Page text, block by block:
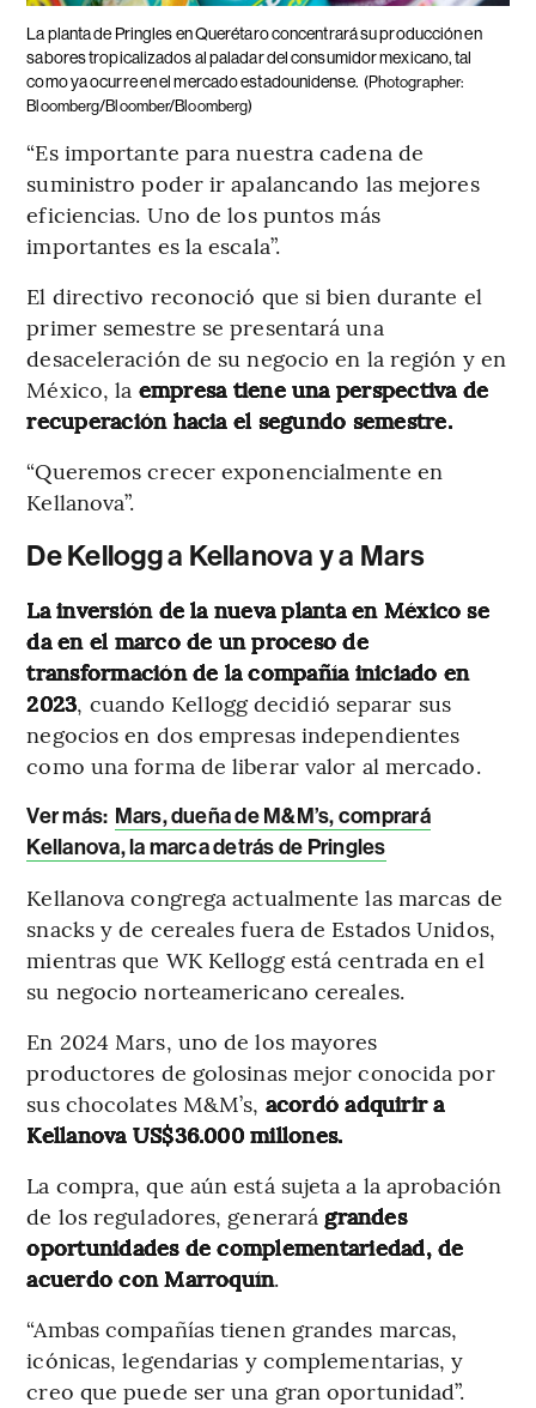
La planta de Pringles en Querétaro concentrará su producción en
sabores tropicalizados al paladar del consumidor mexicano, tal
como ya ocurre en el mercado estadounidense. (Photographer:
Bloomberg/Bloomber/Bloomberg)
“Es importante para nuestra cadena de
suministro poder ir apalancando las mejores
eficiencias. Uno de los puntos más
importantes es la escala”.
El directivo reconoció que si bien durante el
primer semestre se presentará una
desaceleración de su negocio en la región y en
México, la empresa tiene una perspectiva de
recuperación hacia el segundo semestre.
“Queremos crecer exponencialmente en
Kellanova”.
De Kellogg a Kellanova y a Mars
La inversión de la nueva planta en México se
da en el marco de un proceso de
transformación de la compañía iniciado en
2023, cuando Kellogg decidió separar sus
negocios en dos empresas independientes
como una forma de liberar valor al mercado.
Ver más: Mars, dueña de M&M’s, comprará
Kellanova, la marca detrás de Pringles
Kellanova congrega actualmente las marcas de
snacks y de cereales fuera de Estados Unidos,
mientras que WK Kellogg está centrada en el
su negocio norteamericano cereales.
En 2024 Mars, uno de los mayores
productores de golosinas mejor conocida por
sus chocolates M&M’s, acordó adquirir a
Kellanova US$36.000 millones.
La compra, que aún está sujeta a la aprobación
de los reguladores, generará grandes
oportunidades de complementariedad, de
acuerdo con Marroquín.
“Ambas compañías tienen grandes marcas,
icónicas, legendarias y complementarias, y
creo que puede ser una gran oportunidad”.